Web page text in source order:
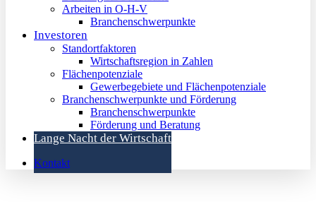
Arbeiten in O-H-V
Branchenschwerpunkte
Investoren
Standortfaktoren
Wirtschaftsregion in Zahlen
Flächenpotenziale
Gewerbegebiete und Flächenpotenziale
Branchenschwerpunkte und Förderung
Branchenschwerpunkte
Förderung und Beratung
Lange Nacht der Wirtschaft
Kontakt